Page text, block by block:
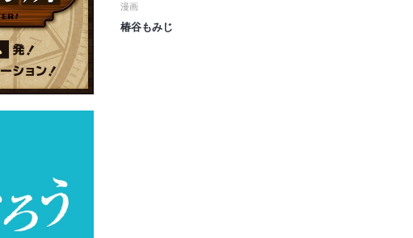
漫画
椿谷もみじ